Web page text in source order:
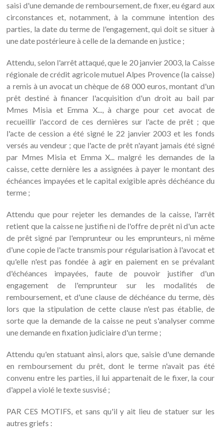
saisi d'une demande de remboursement, de fixer, eu égard aux
circonstances et, notamment, à la commune intention des
parties, la date du terme de l'engagement, qui doit se situer à
une date postérieure à celle de la demande en justice ;
Attendu, selon l'arrêt attaqué, que le 20 janvier 2003, la Caisse
régionale de crédit agricole mutuel Alpes Provence (la caisse)
a remis à un avocat un chèque de 68 000 euros, montant d'un
prêt destiné à financer l'acquisition d'un droit au bail par
Mmes Misia et Emma X..., à charge pour cet avocat de
recueillir l'accord de ces dernières sur l'acte de prêt ; que
l'acte de cession a été signé le 22 janvier 2003 et les fonds
versés au vendeur ; que l'acte de prêt n'ayant jamais été signé
par Mmes Misia et Emma X... malgré les demandes de la
caisse, cette dernière les a assignées à payer le montant des
échéances impayées et le capital exigible après déchéance du
terme ;
Attendu que pour rejeter les demandes de la caisse, l'arrêt
retient que la caisse ne justifie ni de l'offre de prêt ni d'un acte
de prêt signé par l'emprunteur ou les emprunteurs, ni même
d'une copie de l'acte transmis pour régularisation à l'avocat et
qu'elle n'est pas fondée à agir en paiement en se prévalant
d'échéances impayées, faute de pouvoir justifier d'un
engagement de l'emprunteur sur les modalités de
remboursement, et d'une clause de déchéance du terme, dès
lors que la stipulation de cette clause n'est pas établie, de
sorte que la demande de la caisse ne peut s'analyser comme
une demande en fixation judiciaire d'un terme ;
Attendu qu'en statuant ainsi, alors que, saisie d'une demande
en remboursement du prêt, dont le terme n'avait pas été
convenu entre les parties, il lui appartenait de le fixer, la cour
d'appel a violé le texte susvisé ;
PAR CES MOTIFS, et sans qu'il y ait lieu de statuer sur les
autres griefs :